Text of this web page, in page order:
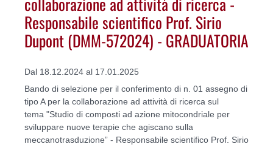
Responsabile scientifico Prof. Sirio
Dupont (DMM-572024) - GRADUATORIA
Dal 18.12.2024 al 17.01.2025
Bando di selezione per il conferimento di n. 01 assegno di
tipo A per la collaborazione ad attività di ricerca sul
tema "Studio di composti ad azione mitocondriale per
sviluppare nuove terapie che agiscano sulla
meccanotrasduzione” - Responsabile scientifico Prof. Sirio